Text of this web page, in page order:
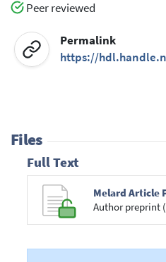
Peer reviewed
Permalink
https://
Files
Full Text
Author preprint